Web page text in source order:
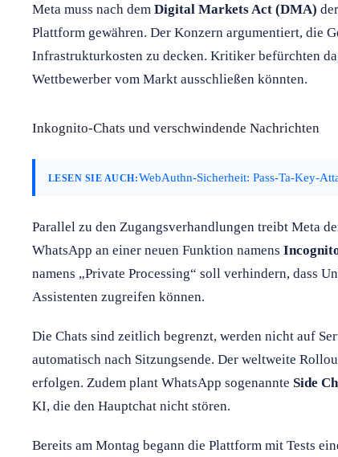
Meta muss nach dem Digital Markets Act (DMA)
Plattform gewähren. Der Konzern argumentiert, die
Infrastrukturkosten zu decken. Kritiker befürchten
Wettbewerber vom Markt ausschließen könnten.
Inkognito-Chats und verschwindende Nachrichten
LESEN SIE AUCH:WebAuthn-Sicherheit: Pass-Ta-Key-
Parallel zu den Zugangsverhandlungen treibt Meta
WhatsApp an einer neuen Funktion namens
namens „Private Processing“ soll verhindern, dass
Assistenten zugreifen können.
Die Chats sind zeitlich begrenzt, werden nicht auf
automatisch nach Sitzungsende. Der weltweite
erfolgen. Zudem plant WhatsApp sogenannte Side
KI, die den Hauptchat nicht stören.
Bereits am Montag begann die Plattform mit Tests